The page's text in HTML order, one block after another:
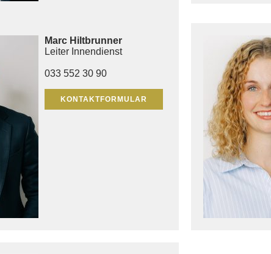
Marc Hiltbrunner
Leiter Innendienst
033 552 30 90
KONTAKTFORMULAR